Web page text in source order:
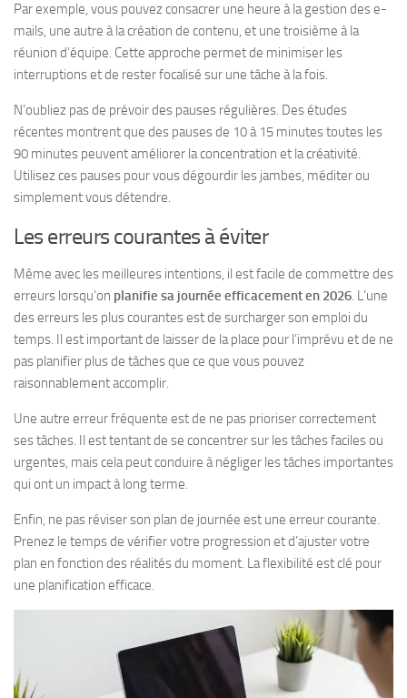
Par exemple, vous pouvez consacrer une heure à la gestion des e-
mails, une autre à la création de contenu, et une troisième à la
réunion d’équipe. Cette approche permet de minimiser les
interruptions et de rester focalisé sur une tâche à la fois.
N’oubliez pas de prévoir des pauses régulières. Des études
récentes montrent que des pauses de 10 à 15 minutes toutes les
90 minutes peuvent améliorer la concentration et la créativité.
Utilisez ces pauses pour vous dégourdir les jambes, méditer ou
simplement vous détendre.
Les erreurs courantes à éviter
Même avec les meilleures intentions, il est facile de commettre des
erreurs lorsqu’on planifie sa journée efficacement en 2026. L’une
des erreurs les plus courantes est de surcharger son emploi du
temps. Il est important de laisser de la place pour l’imprévu et de ne
pas planifier plus de tâches que ce que vous pouvez
raisonnablement accomplir.
Une autre erreur fréquente est de ne pas prioriser correctement
ses tâches. Il est tentant de se concentrer sur les tâches faciles ou
urgentes, mais cela peut conduire à négliger les tâches importantes
qui ont un impact à long terme.
Enfin, ne pas réviser son plan de journée est une erreur courante.
Prenez le temps de vérifier votre progression et d’ajuster votre
plan en fonction des réalités du moment. La flexibilité est clé pour
une planification efficace.